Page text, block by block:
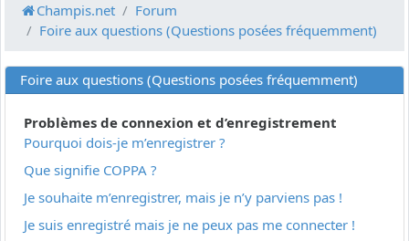
Champis.net
Forum
Foire aux questions (Questions posées fréquemment)
Foire aux questions (Questions posées fréquemment)
Problèmes de connexion et d’enregistrement
Pourquoi dois-je m’enregistrer ?
Que signifie COPPA ?
Je souhaite m’enregistrer, mais je n’y parviens pas !
Je suis enregistré mais je ne peux pas me connecter !